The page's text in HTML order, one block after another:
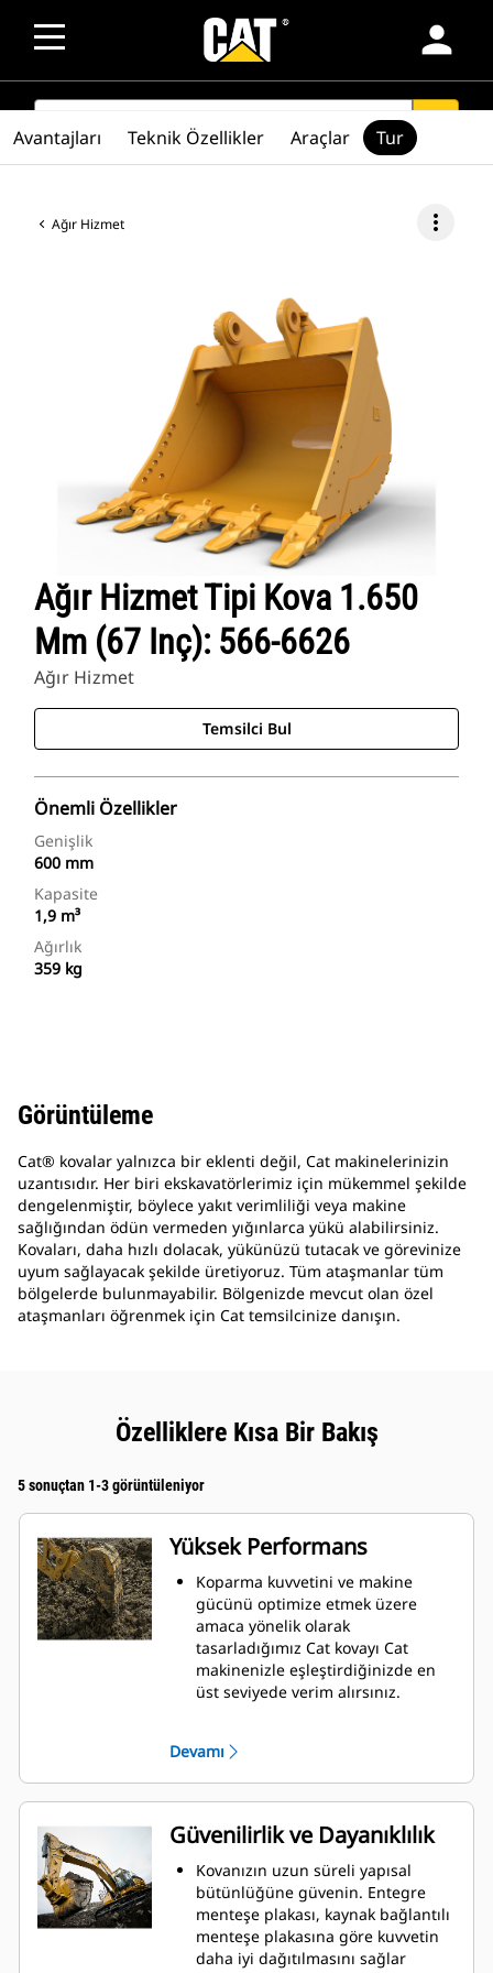
person
SEARCH
Ağır Hizmet more_vert
Ağır Hizmet Tipi Kova 1.650
Mm (67 Inç): 566-6626
Ağır Hizmet
Temsilci Bul
Önemli Özellikler
Genişlik
600 mm
Kapasite
1,9 m³
Ağırlık
359 kg
Avantajları Teknik Özellikler Araçlar Tur
Görüntüleme
Cat® kovalar yalnızca bir eklenti değil, Cat makinelerinizin
uzantısıdır. Her biri ekskavatörlerimiz için mükemmel şekilde
dengelenmiştir, böylece yakıt verimliliği veya makine
sağlığından ödün vermeden yığınlarca yükü alabilirsiniz.
Kovaları, daha hızlı dolacak, yükünüzü tutacak ve görevinize
uyum sağlayacak şekilde üretiyoruz. Tüm ataşmanlar tüm
bölgelerde bulunmayabilir. Bölgenizde mevcut olan özel
ataşmanları öğrenmek için Cat temsilcinize danışın.
Özelliklere Kısa Bir Bakış
5 sonuçtan 1-3 görüntüleniyor
Yüksek Performans
Koparma kuvvetini ve makine
gücünü optimize etmek üzere
amaca yönelik olarak
tasarladığımız Cat kovayı Cat
makinenizle eşleştirdiğinizde en
üst seviyede verim alırsınız.
topuk mesafesi, kovanın alt
kısmının sürüklenmemesini
sağlayarak bakım maliyetlerini
azaltır.
Kazma işlemi sırasında yakıt
tüketimi zirveye çıkar. Cat kovalar,
makinenizin genel çalışma
verimliliğini geliştirmek için
malzemeyi hızla kesmek üzere
tasarlanmıştır.
Devamı
Güvenilirlik ve Dayanıklılık
Kovanızın uzun süreli yapısal
bütünlüğüne güvenin. Entegre
menteşe plakası, kaynak bağlantılı
menteşe plakasına göre kuvvetin
daha iyi dağıtılmasını sağlar